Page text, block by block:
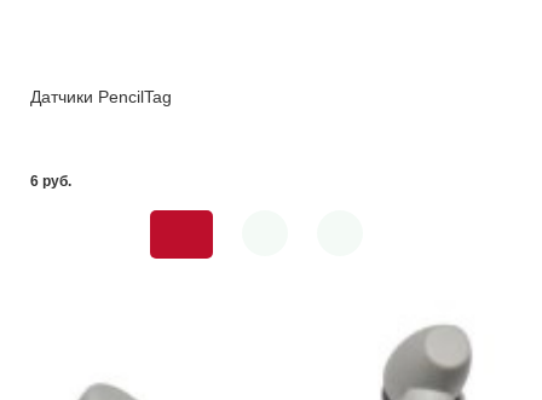
Датчики PencilTag
6 pуб.